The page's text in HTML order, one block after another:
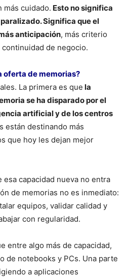
más cuidado. Esto no significa
Significa que el
anticipación, más criterio
de negocio.
oferta de memorias?
La primera es que la
se ha disparado por el
artificial y de los centros
están destinando más
que hoy les dejan mejor
esa capacidad nueva no entra
de memorias no es inmediato:
equipos, validar calidad y
con regularidad.
entre algo más de capacidad,
de notebooks y PCs. Una parte
a aplicaciones